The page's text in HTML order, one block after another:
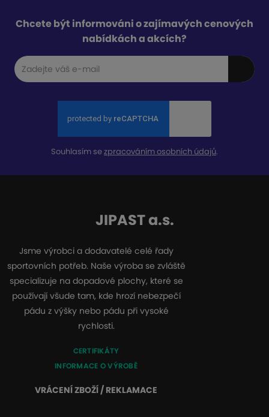
Chcete být informováni o zajímavých cenových
nabídkách a akcích?
Souhlasím sezpracováním osobních údajů.
JIPAST a.s.
Jsme výrobci a dodavatelé celé řady
sportovních potřeb. Naše výroba se zvláště
specializuje na dopadové plochy, které se
používají všude tam, kde hrozí nebezpečí
pádu z výšky nebo pádu při vysoké
rychlosti.
CERTIFIKÁTY
INFORMACE O VÝROBĚ
VRÁCENÍ ZBOŽÍ / REKLAMACE